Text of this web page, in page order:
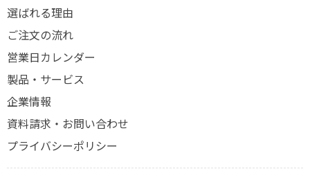
選ばれる理由
ご注文の流れ
営業日カレンダー
製品・サービス
企業情報
資料請求・お問い合わせ
プライバシーポリシー